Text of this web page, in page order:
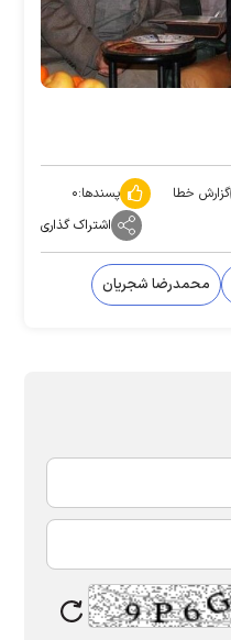
گزارش خطا پسندها:۰
اشتراک گذاری
محمدرضا شجریان